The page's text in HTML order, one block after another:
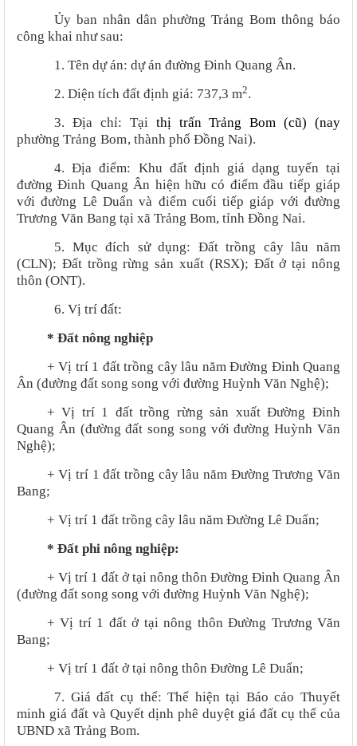
Ủy ban nhân dân phường Trảng Bom thông báo
công khai như sau:
1. Tên dự án:dự ánđường Đinh Quang Ân.
2. Diện tích đất định giá: 737,3 m2.
3. Địa chỉ: Tại thị trấn Trảng Bom (cũ) (nay
phường Trảng Bom, thành phố Đồng Nai).
4. Địa điểm: Khu đất định giádạng tuyến tại
đường Đinh Quang Ân hiện hữu có điểm đầu tiếp giáp
với đường Lê Duẩn và điểm cuối tiếp giáp với đường
Trương Văn Bang tại xã Trảng Bom, tỉnh Đồng Nai.
5. Mục đích sử dụng: Đất trồng cây lâu năm
(CLN); Đất trồng rừng sản xuất (RSX); Đất ở tại nông
thôn (ONT).
6. Vị trí đất:
* Đất nông nghiệp
+ Vị trí 1 đất trồng cây lâu năm Đường Đinh Quang
Ân (đường đất song song với đường Huỳnh Văn Nghệ);
+ Vị trí 1 đất trồng rừng sản xuất Đường Đinh
Quang Ân (đường đất song song với đường Huỳnh Văn
Nghệ);
+ Vị trí 1 đất trồng cây lâu năm Đường Trương Văn
Bang;
+ Vị trí 1 đất trồng cây lâu năm Đường Lê Duẩn;
* Đất phi nông nghiệp:
+ Vị trí 1 đất ở tại nông thôn Đường Đinh Quang Ân
(đường đất song song với đường Huỳnh Văn Nghệ);
+ Vị trí 1 đất ở tại nông thôn Đường Trương Văn
Bang;
+ Vị trí 1 đất ở tại nông thôn Đường Lê Duẩn;
7. Giá đất cụ thể: Thể hiện tại Báo cáo Thuyết
minh giá đất và Quyết dịnh phê duyệt giá đất cụ thể của
UBND xã Trảng Bom.